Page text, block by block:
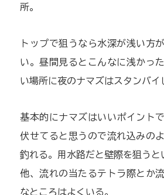
所。
トップで狙うなら水深が浅い方
い。昼間見るとこんなに浅かっ
い場所に夜のナマズはスタンバイ
基本的にナマズはいいポイント
伏せてると思うので流れ込みの
釣れる。用水路だと壁際を狙うと
他、流れの当たるテトラ際とか
なところはよくいる。